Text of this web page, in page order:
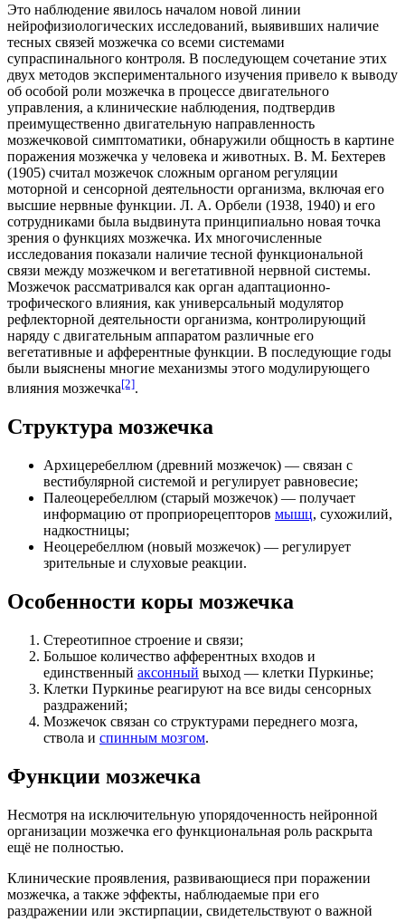
Это наблюдение явилось началом новой линии
нейрофизиологических исследований, выявивших наличие
тесных связей мозжечка со всеми системами
супраспинального контроля. В последующем сочетание этих
двух методов экспериментального изучения привело к выводу
об особой роли мозжечка в процессе двигательного
управления, а клинические наблюдения, подтвердив
преимущественно двигательную направленность
мозжечковой симптоматики, обнаружили общность в картине
поражения мозжечка у человека и животных. В. М. Бехтерев
(1905) считал мозжечок сложным органом регуляции
моторной и сенсорной деятельности организма, включая его
высшие нервные функции. Л. А. Орбели (1938, 1940) и его
сотрудниками была выдвинута принципиально новая точка
зрения о функциях мозжечка. Их многочисленные
исследования показали наличие тесной функциональной
связи между мозжечком и вегетативной нервной системы.
Мозжечок рассматривался как орган адаптационно-
трофического влияния, как универсальный модулятор
рефлекторной деятельности организма, контролирующий
наряду с двигательным аппаратом различные его
вегетативные и афферентные функции. В последующие годы
были выяснены многие механизмы этого модулирующего
влияния мозжечка[2].
Структура мозжечка
Архицеребеллюм (древний мозжечок) — связан с
вестибулярной системой и регулирует равновесие;
Палеоцеребеллюм (старый мозжечок) — получает
информацию от проприорецепторов мышц, сухожилий,
надкостницы;
Неоцеребеллюм (новый мозжечок) — регулирует
зрительные и слуховые реакции.
Особенности коры мозжечка
Стереотипное строение и связи;
Большое количество афферентных входов и
единственный аксонный выход — клетки Пуркинье;
Клетки Пуркинье реагируют на все виды сенсорных
раздражений;
Мозжечок связан со структурами переднего мозга,
ствола и спинным мозгом.
Функции мозжечка
Несмотря на исключительную упорядоченность нейронной
организации мозжечка его функциональная роль раскрыта
ещё не полностью.
Клинические проявления, развивающиеся при поражении
мозжечка, а также эффекты, наблюдаемые при его
раздражении или экстирпации, свидетельствуют о важной